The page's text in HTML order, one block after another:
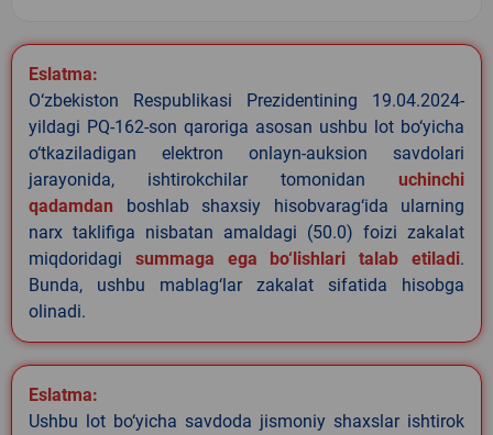
Eslatma:
O‘zbekiston Respublikasi Prezidentining 19.04.2024-
yildagi PQ-162-son qaroriga asosan ushbu lot bo‘yicha
o‘tkaziladigan elektron onlayn-auksion savdolari
jarayonida, ishtirokchilar tomonidan uchinchi
qadamdan boshlab shaxsiy hisobvarag‘ida ularning
narx taklifiga nisbatan amaldagi (50.0) foizi zakalat
miqdoridagi summaga ega bo‘lishlari talab etiladi.
Bunda, ushbu mablag‘lar zakalat sifatida hisobga
olinadi.
Eslatma:
Ushbu lot bo‘yicha savdoda jismoniy shaxslar ishtirok